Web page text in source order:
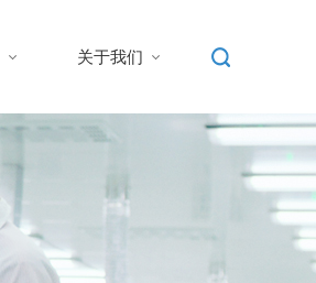
关于我们